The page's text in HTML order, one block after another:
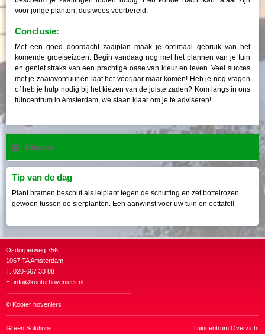
voor jonge planten, dus wees voorbereid.
Conclusie:
Met een goed doordacht zaaiplan maak je optimaal gebruik van het
komende groeiseizoen. Begin vandaag nog met het plannen van je tuin
en geniet straks van een prachtige oase van kleur en leven. Veel succes
met je zaaiavontuur en laat het voorjaar maar komen! Heb je nog vragen
of heb je hulp nodig bij het kiezen van de juiste zaden? Kom langs in ons
tuincentrum in Amsterdam, we staan klaar om je te adviseren!
Nieuws
Tip van de dag
Plant bramen beschut als leiplant tegen de schutting en zet bottelrozen
gewoon tussen de sierplanten. Een aanwinst voor uw tuin en eettafel!
Osdorperweg 756
1067 TA Amsterdam
T. 020-667 33 88
E. info@kooterhoveniers.nl
© Kooter hoveniers
Green Solutions Tuincentrum Overzicht